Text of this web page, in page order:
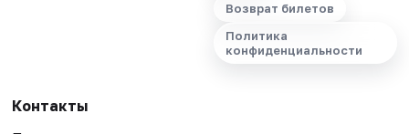
Возврат билетов
Политика
конфиденциальности
Контакты